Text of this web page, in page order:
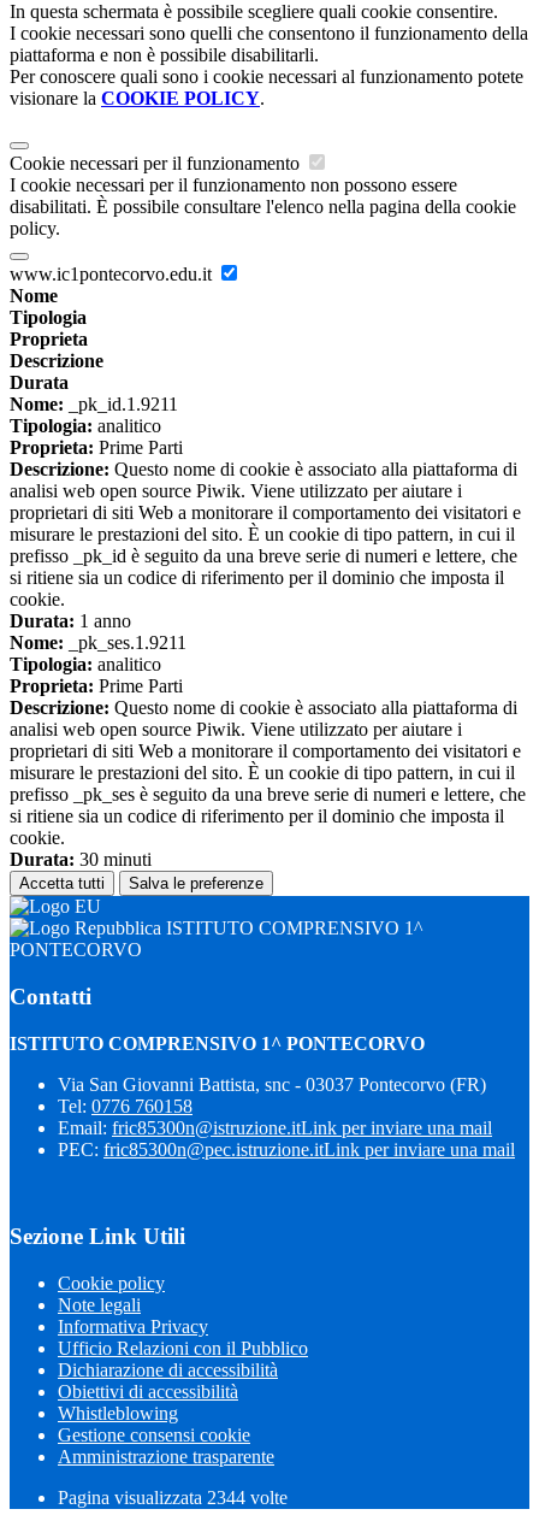
In questa schermata è possibile scegliere quali cookie consentire.
I cookie necessari sono quelli che consentono il funzionamento della
piattaforma e non è possibile disabilitarli.
Per conoscere quali sono i cookie necessari al funzionamento potete
visionare la COOKIE POLICY.
Cookie necessari per il funzionamento
I cookie necessari per il funzionamento non possono essere
disabilitati. È possibile consultare l'elenco nella pagina della cookie
policy.
www.ic1pontecorvo.edu.it
Nome
Tipologia
Proprieta
Descrizione
Durata
Nome: _pk_id.1.9211
Tipologia: analitico
Proprieta: Prime Parti
Descrizione: Questo nome di cookie è associato alla piattaforma di
analisi web open source Piwik. Viene utilizzato per aiutare i
proprietari di siti Web a monitorare il comportamento dei visitatori e
misurare le prestazioni del sito. È un cookie di tipo pattern, in cui il
prefisso _pk_id è seguito da una breve serie di numeri e lettere, che
si ritiene sia un codice di riferimento per il dominio che imposta il
cookie.
Durata: 1 anno
Nome: _pk_ses.1.9211
Tipologia: analitico
Proprieta: Prime Parti
Descrizione: Questo nome di cookie è associato alla piattaforma di
analisi web open source Piwik. Viene utilizzato per aiutare i
proprietari di siti Web a monitorare il comportamento dei visitatori e
misurare le prestazioni del sito. È un cookie di tipo pattern, in cui il
prefisso _pk_ses è seguito da una breve serie di numeri e lettere, che
si ritiene sia un codice di riferimento per il dominio che imposta il
cookie.
Durata: 30 minuti
Accetta tutti Salva le preferenze
ISTITUTO COMPRENSIVO 1^
PONTECORVO
Contatti
ISTITUTO COMPRENSIVO 1^ PONTECORVO
Via San Giovanni Battista, snc - 03037 Pontecorvo (FR)
Tel: 0776 760158
Email: fric85300n@istruzione.itLink per inviare una mail
PEC: fric85300n@pec.istruzione.itLink per inviare una mail
Sezione Link Utili
Cookie policy
Note legali
Informativa Privacy
Ufficio Relazioni con il Pubblico
Dichiarazione di accessibilità
Obiettivi di accessibilità
Whistleblowing
Gestione consensi cookie
Amministrazione trasparente
Pagina visualizzata 2344 volte